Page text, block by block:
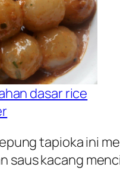
dasar rice
tapioka ini
saus kacang